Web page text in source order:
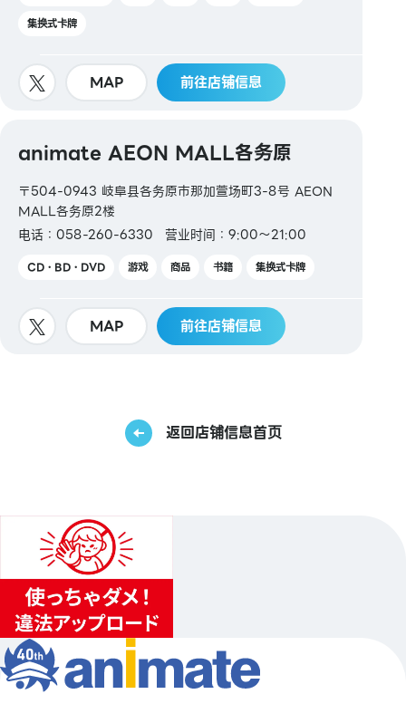
集换式卡牌
MAP 前往店铺信息
animate AEON MALL各务原
〒504-0943 岐阜县各务原市那加萱场町3-8号 AEON
MALL各务原2楼
电话：058-260-6330
营业时间：9:00～21:00
CD・BD・DVD 游戏 商品 书籍 集换式卡牌
MAP 前往店铺信息
返回店铺信息首页